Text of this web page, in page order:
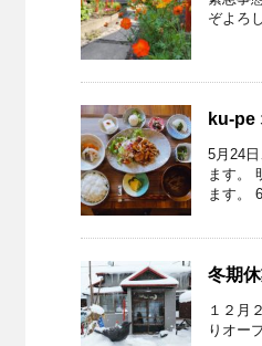
ぞよろ
ku-pe
5月24
ます。
ます。
冬期
１２月
りオー